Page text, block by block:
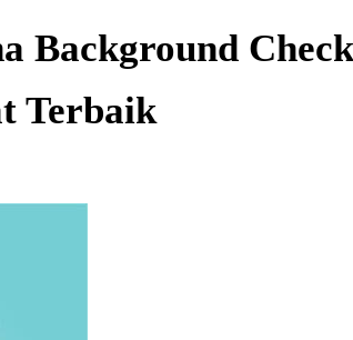
Background Check
Terbaik